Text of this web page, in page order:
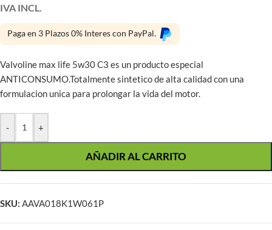
IVA INCL.
Paga en 3 Plazos 0% Interes con PayPal.
Valvoline max life 5w30 C3 es un producto especial
ANTICONSUMO.Totalmente sintetico de alta calidad con una
formulacion unica para prolongar la vida del motor.
- +
AÑADIR AL CARRITO
SKU: AAVA018K1W061P